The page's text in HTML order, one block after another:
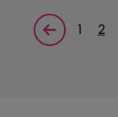
Page1 2